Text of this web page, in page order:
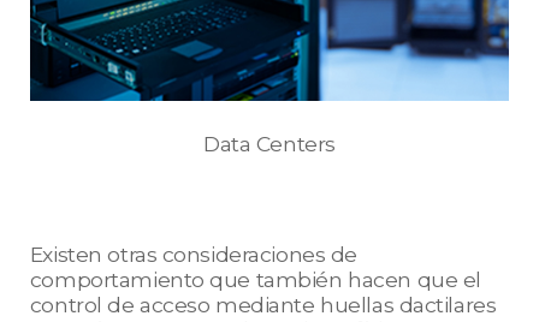
Data Centers
Existen otras consideraciones de
comportamiento que también hacen que el
control de acceso mediante huellas dactilares